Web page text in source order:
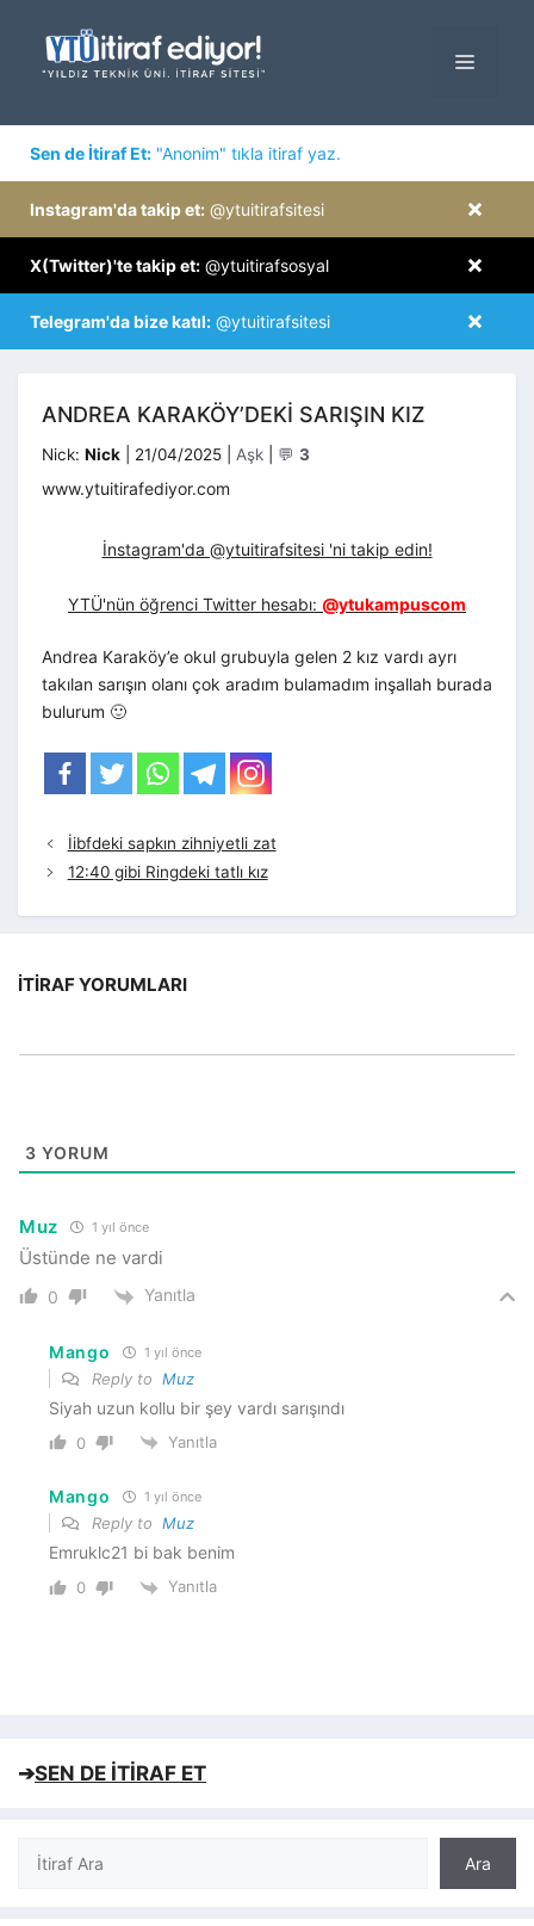
MENÜ
Sen de İtiraf Et: "Anonim" tıkla itiraf yaz.
×
Instagram'da takip et: @ytuitirafsitesi
×
X(Twitter)'te takip et: @ytuitirafsosyal
×
Telegram'da bize katıl: @ytuitirafsitesi
ANDREA KARAKÖY’DEKI SARIŞIN KIZ
Nick: Nick 21/04/2025 Kategoriler
Aşk 💬 3
www.ytuitirafediyor.com
İnstagram'da @ytuitirafsitesi 'ni takip edin!
YTÜ'nün öğrenci Twitter hesabı: @ytukampuscom
Andrea Karaköy’e okul grubuyla gelen 2 kız vardı ayrı
takılan sarışın olanı çok aradım bulamadım inşallah burada
bulurum 🙂
İibfdeki sapkın zihniyetli zat
12:40 gibi Ringdeki tatlı kız
İTIRAF YORUMLARI
3 YORUM
Muz 1 yıl önce
Üstünde ne vardi
0 Yanıtla
Mango 1 yıl önce
Reply to Muz
Siyah uzun kollu bir şey vardı sarışındı
0 Yanıtla
Mango 1 yıl önce
Reply to Muz
Emruklc21 bi bak benim
0 Yanıtla
➔SEN DE İTİRAF ET
Ara
Ara